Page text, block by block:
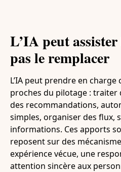
L’IA peut
pas le remplacer
L’IA peut prendre en
proches du pilotage : traiter
des recommandations,
simples, organiser des flux,
informations. Ces apports
reposent sur des
expérience vécue, une
attention sincère aux